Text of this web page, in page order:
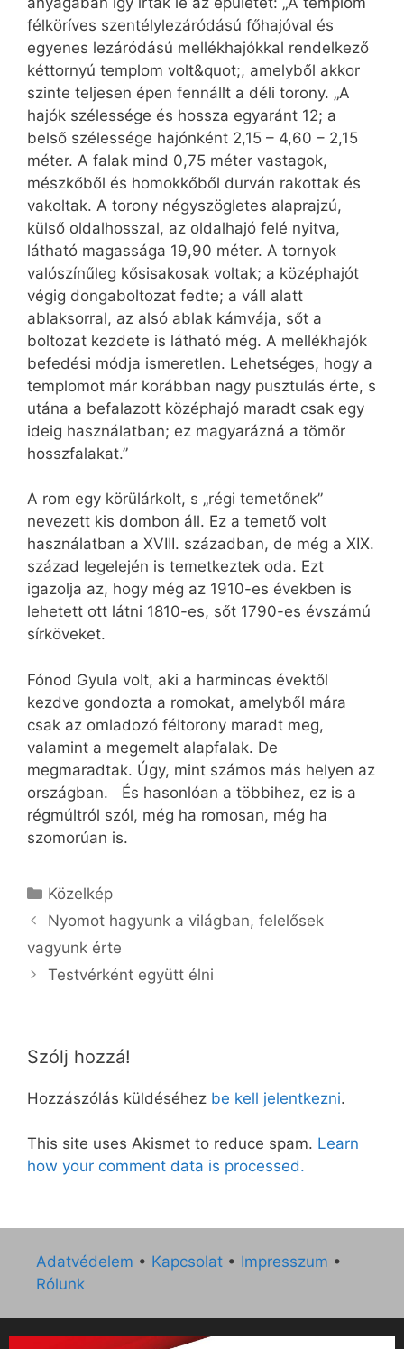
félköríves szentélylezáródású főhajóval és
egyenes lezáródású mellékhajókkal rendelkező
kéttornyú templom volt&quot;, amelyből akkor
szinte teljesen épen fennállt a déli torony. „A
hajók szélessége és hossza egyaránt 12; a
belső szélessége hajónként 2,15 – 4,60 – 2,15
méter. A falak mind 0,75 méter vastagok,
mészkőből és homokkőből durván rakottak és
vakoltak. A torony négyszögletes alaprajzú,
külső oldalhosszal, az oldalhajó felé nyitva,
látható magassága 19,90 méter. A tornyok
valószínűleg kősisakosak voltak; a középhajót
végig dongaboltozat fedte; a váll alatt
ablaksorral, az alsó ablak kámvája, sőt a
boltozat kezdete is látható még. A mellékhajók
befedési módja ismeretlen. Lehetséges, hogy a
templomot már korábban nagy pusztulás érte, s
utána a befalazott középhajó maradt csak egy
ideig használatban; ez magyarázná a tömör
hosszfalakat.”
A rom egy körülárkolt, s „régi temetőnek”
nevezett kis dombon áll. Ez a temető volt
használatban a XVIII. században, de még a XIX.
század legelején is temetkeztek oda. Ezt
igazolja az, hogy még az 1910-es években is
lehetett ott látni 1810-es, sőt 1790-es évszámú
sírköveket.
Fónod Gyula volt, aki a harmincas évektől
kezdve gondozta a romokat, amelyből mára
csak az omladozó féltorony maradt meg,
valamint a megemelt alapfalak. De
megmaradtak. Úgy, mint számos más helyen az
országban. És hasonlóan a többihez, ez is a
régmúltról szól, még ha romosan, még ha
szomorúan is.
Kategória
Közelkép
Nyomot hagyunk a világban, felelősek
vagyunk érte
Testvérként együtt élni
Szólj hozzá!
Hozzászólás küldéséhez be kell jelentkezni.
This site uses Akismet to reduce spam. Learn
how your comment data is processed.
Adatvédelem • Kapcsolat • Impresszum •
Rólunk